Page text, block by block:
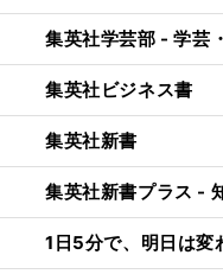
集英社学芸部 - 学芸
集英社ビジネス書
集英社新書
集英社新書プラス -
1日5分で、明日は